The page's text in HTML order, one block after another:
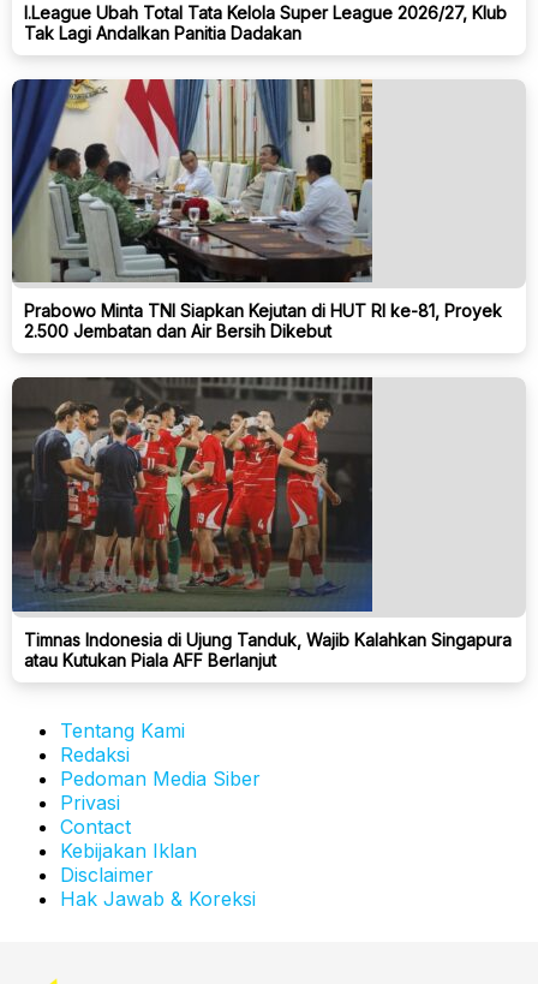
I.League Ubah Total Tata Kelola Super League 2026/27, Klub
Tak Lagi Andalkan Panitia Dadakan
Prabowo Minta TNI Siapkan Kejutan di HUT RI ke-81, Proyek
2.500 Jembatan dan Air Bersih Dikebut
Timnas Indonesia di Ujung Tanduk, Wajib Kalahkan Singapura
atau Kutukan Piala AFF Berlanjut
Tentang Kami
Redaksi
Pedoman Media Siber
Privasi
Contact
Kebijakan Iklan
Disclaimer
Hak Jawab & Koreksi